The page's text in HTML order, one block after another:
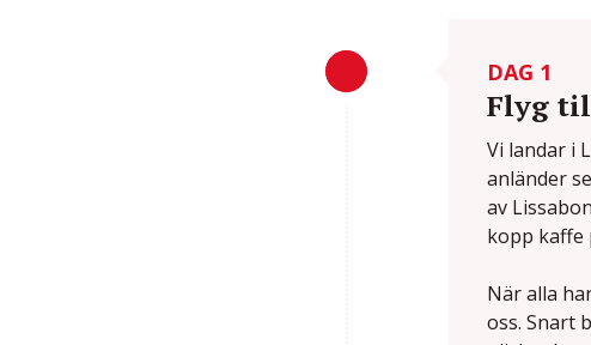
DAG 1
Flyg
Vi landar i
anländer
av
kopp kaffe
När alla
oss. Snart